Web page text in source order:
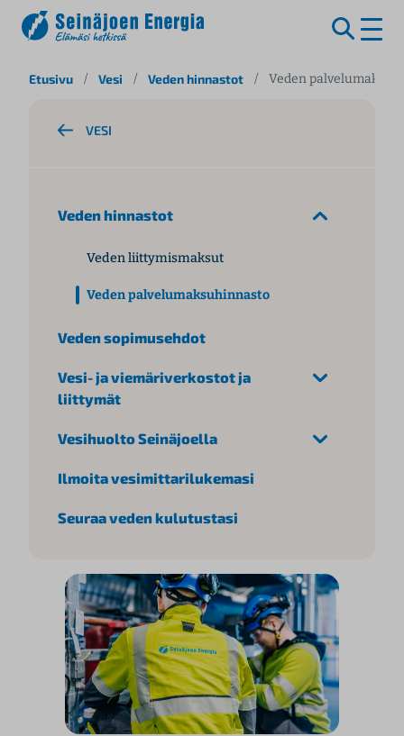
Etusivu / Vesi / Veden hinnastot / Veden
VESI
Veden hinnastot
Veden liittymismaksut
Veden palvelumaksuhinnasto
Veden sopimusehdot
Vesi- ja viemäriverkostot ja
liittymät
Vesihuolto Seinäjoella
Ilmoita vesimittarilukemasi
Seuraa veden kulutustasi